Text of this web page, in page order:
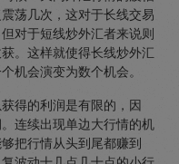
荡几次，这对于长线交易
对于短线炒外汇者来说则
。这样就使得长线炒外汇
机会演变为数个机会。
得的利润是有限的，因
连续出现单边大行情的机
把行情从头到尾都赚到